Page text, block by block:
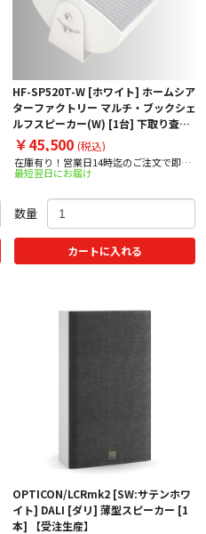
HF-SP520T-W [ホワイト] ホームシア
ターファクトリー マルチ・ブックシェ
ルフスピーカー(W) [1台] 下取り査定
額20%アップ実施中！
￥45,500 (税込)
在庫有り！営業日14時迄のご注文で即日
出荷！
最短翌日にお届け
数量
カートに入れる
OPTICON/LCRmk2 [SW:サテンホワ
イト] DALI [ダリ] 薄型スピーカー [1
本] 【受注生産】